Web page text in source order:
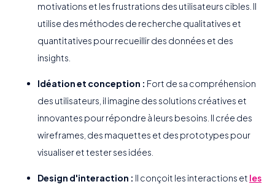
motivations et les frustrations des utilisateurs cibles. Il
utilise des méthodes de recherche qualitatives et
quantitatives pour recueillir des données et des
insights.
Idéation et conception : Fort de sa compréhension
des utilisateurs, il imagine des solutions créatives et
innovantes pour répondre à leurs besoins. Il crée des
wireframes, des maquettes et des prototypes pour
visualiser et tester ses idées.
Design d'interaction : Il conçoit les interactions et les